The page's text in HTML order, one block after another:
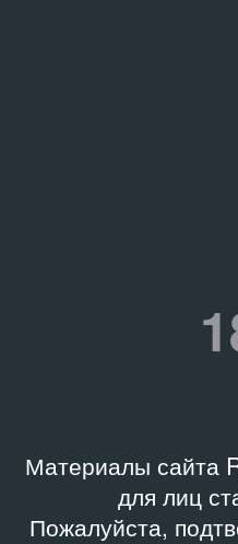
Материалы сайта
для лиц
Пожалуйста,